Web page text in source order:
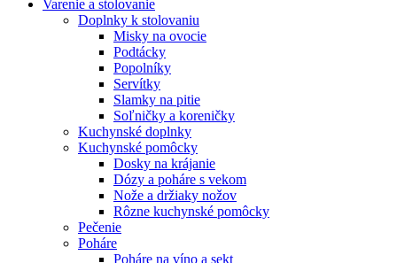
Varenie a stolovanie
Doplnky k stolovaniu
Misky na ovocie
Podtácky
Popolníky
Servítky
Slamky na pitie
Soľničky a koreničky
Kuchynské doplnky
Kuchynské pomôcky
Dosky na krájanie
Dózy a poháre s vekom
Nože a držiaky nožov
Rôzne kuchynské pomôcky
Pečenie
Poháre
Poháre na víno a sekt